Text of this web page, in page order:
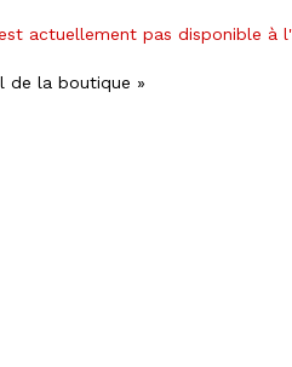
actuellement pas disponible à
de la boutique »